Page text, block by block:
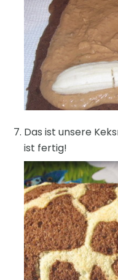
Das ist unsere
ist fertig!